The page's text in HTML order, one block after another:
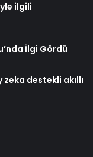
ilgili
İlgi Gördü
destekli akıllı